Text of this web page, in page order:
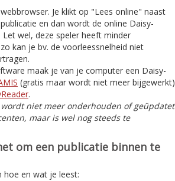
Je klikt op "Lees online" naast
en dan wordt de online Daisy-
Let wel, deze speler heeft minder
kan je bv. de voorleessnelheid niet
maak je van je computer een Daisy-
(gratis maar wordt niet meer bijgewerkt)
.
niet meer onderhouden of geüpdatet
maar is wel nog steeds te
om een publicatie binnen te
hoe en wat je leest: